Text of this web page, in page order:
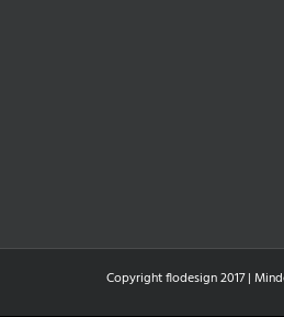
Copyright flodesign 2017 |